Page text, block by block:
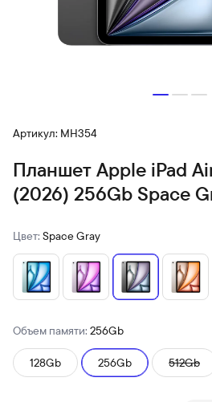
Артикул: MH354
Планшет Apple iPad
(2026) 256Gb Space
Цвет: Space Gray
Объем памяти: 256Gb
128Gb 256Gb 512Gb